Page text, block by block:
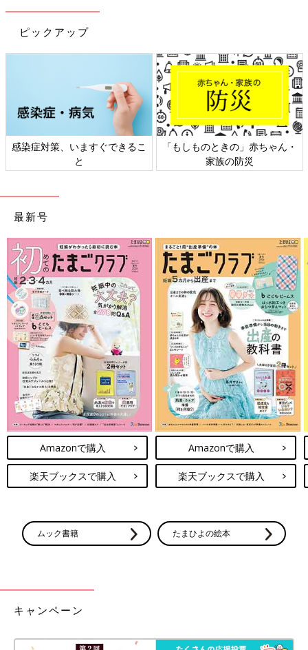
帆布にかわいいネコ刺繍！丈夫な【ネコの日バッグ
次に、【ネコの日バッグ プレミアム】2500円（税込み）のバッ
グと中身を詳しくご紹介！
ッグ
ピックアップ
感染症対策、いますぐできるこ
と
「もしものときの」赤ちゃん・
家族の防災
最新号
Amazonで購入
楽天ブックスで購入
Amazonで購入
楽天ブックスで購入
ムック書籍 たまひよの絵本
キャンペーン